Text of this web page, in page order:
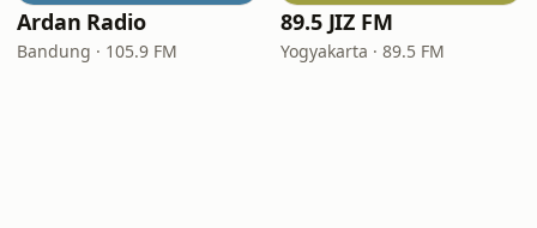
Ardan Radio
Bandung · 105.9 FM
89.5 JIZ FM
Yogyakarta · 89.5 FM